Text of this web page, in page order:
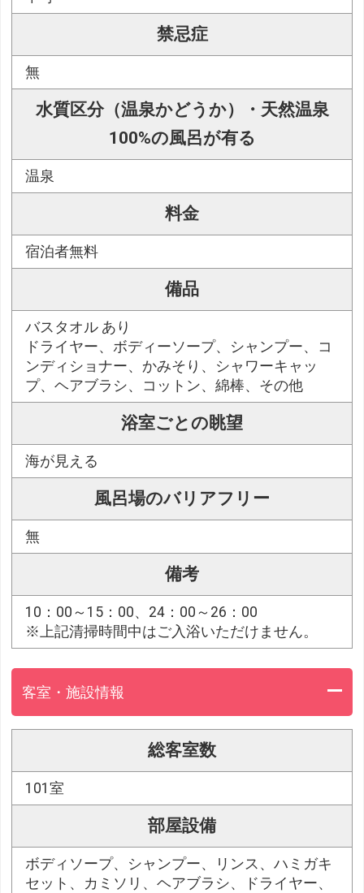
禁忌症
無
水質区分（温泉かどうか）・天然温泉
100%の風呂が有る
温泉
料金
宿泊者無料
備品
バスタオル あり
ドライヤー、ボディーソープ、シャンプー、コ
ンディショナー、かみそり、シャワーキャッ
プ、ヘアブラシ、コットン、綿棒、その他
浴室ごとの眺望
海が見える
風呂場のバリアフリー
無
備考
10：00～15：00、24：00～26：00
※上記清掃時間中はご入浴いただけません。
客室・施設情報
総客室数
101室
部屋設備
ボディソープ、シャンプー、リンス、ハミガキ
セット、カミソリ、ヘアブラシ、ドライヤー、